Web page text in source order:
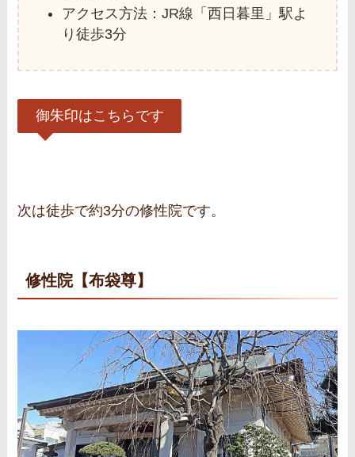
アクセス方法：JR線「西日暮里」駅よ
り徒歩3分
御朱印はこちらです
次は徒歩で約3分の修性院です。
修性院【布袋尊】